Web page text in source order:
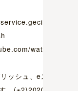
watch?v=Z
ッシュ、eスポー